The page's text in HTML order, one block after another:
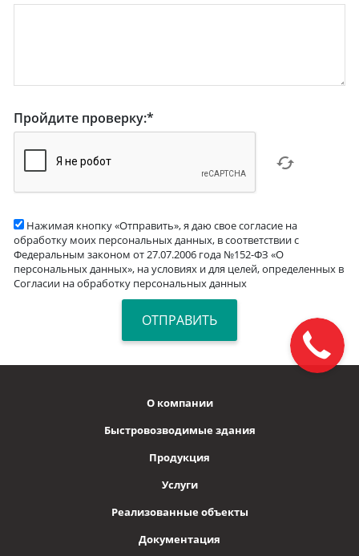
Пройдите проверку:*
Нажимая кнопку «Отправить», я даю свое согласие на
обработку моих персональных данных, в соответствии с
Федеральным законом от 27.07.2006 года №152-ФЗ «О
персональных данных», на условиях и для целей, определенных в
Согласии на обработку персональных данных
О компании
Быстровозводимые здания
Продукция
Услуги
Реализованные объекты
Документация